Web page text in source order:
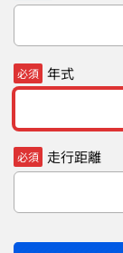
必須 年式
必須 走行距離